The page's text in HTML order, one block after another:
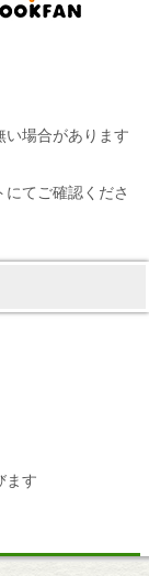
場合があります
てご確認くださ
ます